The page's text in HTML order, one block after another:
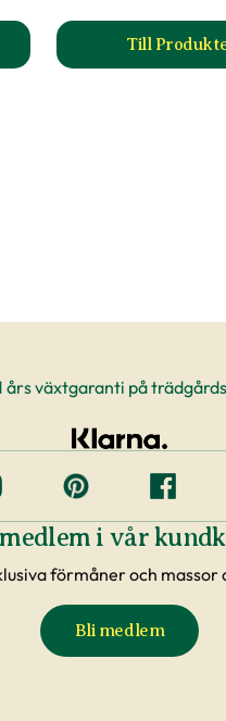
Till
till
års växtgaranti på
i vår
förmåner och
Bli medlem